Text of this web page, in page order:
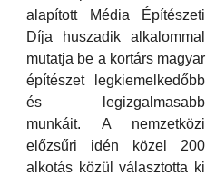
alapított Média Építészeti
Díja huszadik alkalommal
mutatja be a kortárs magyar
építészet legkiemelkedőbb
és legizgalmasabb
munkáit. A nemzetközi
előzsűri idén közel 200
alkotás közül választotta ki